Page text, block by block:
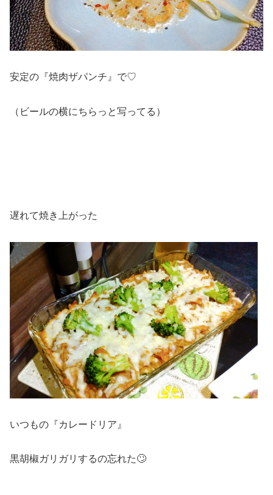
安定の『焼肉ザパンチ』で♡
（ビールの横にちらっと写ってる）
遅れて焼き上がった
いつもの『カレードリア』
黒胡椒ガリガリするの忘れた🙄